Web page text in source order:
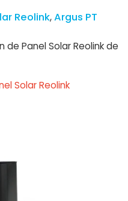
Reolink Argus PT
Panel Solar Reolink de
Solar Reolink